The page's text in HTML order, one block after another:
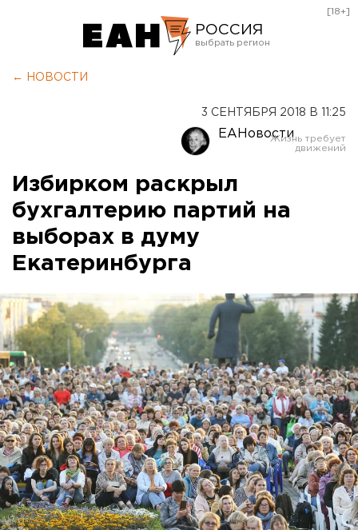
РОССИЯ
Оренбург
[18+]
← НОВОСТИ
3 СЕНТЯБРЯ 2018 В 11:25
ЕАНовости
Избирком раскрыл
бухгалтерию партий на
выборах в думу
Екатеринбурга